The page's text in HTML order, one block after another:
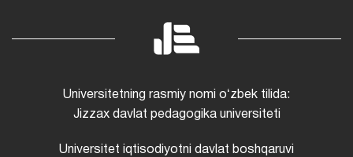
Universitetning rasmiy nomi oʻzbek tilida:
Jizzax davlat pedagogika universiteti
Universitet iqtisodiyotni davlat boshqaruvi